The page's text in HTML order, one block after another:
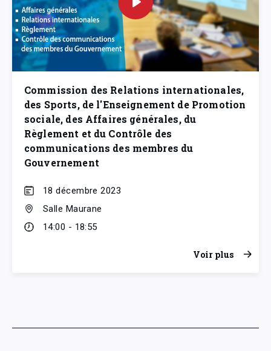
Commission des Relations internationales,
des Sports, de l'Enseignement de Promotion
sociale, des Affaires générales, du
Règlement et du Contrôle des
communications des membres du
Gouvernement
18 décembre 2023
Salle Maurane
14:00 - 18:55
Voir plus